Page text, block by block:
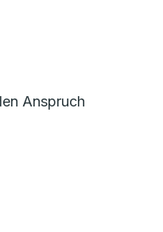
Anspruch